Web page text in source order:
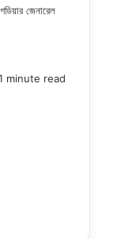
জেনারেল
minute read